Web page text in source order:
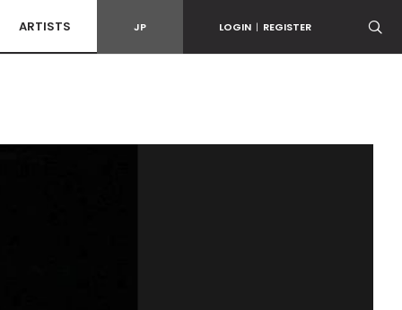
ARTISTS JP LOGIN | REGISTER